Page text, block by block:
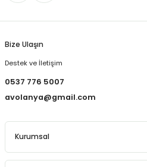
Bize Ulaşın
Destek ve İletişim
0537 776 5007
avolanya@gmail.com
Kurumsal